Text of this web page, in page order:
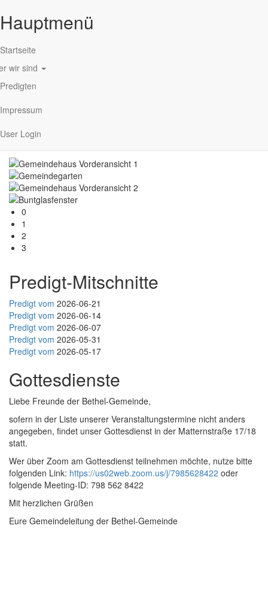
Direkt zum Inhalt
Hauptmenü
Startseite
wir sind
Predigten
Impressum
User Login
Unsere Gemeinde
0
1
2
3
Predigt-Mitschnitte
Predigt vom 2026-06-21
Predigt vom 2026-06-14
Predigt vom 2026-06-07
Predigt vom 2026-05-31
Predigt vom 2026-05-17
Gottesdienste
Liebe Freunde der Bethel-Gemeinde,
sofern in der Liste unserer Veranstaltungstermine nicht anders
angegeben, findet unser Gottesdienst in der Matternstraße 17/18
statt.
Wer über Zoom am Gottesdienst teilnehmen möchte, nutze bitte
folgenden Link: https://us02web.zoom.us/j/7985628422 oder
folgende Meeting-ID: 798 562 8422
Mit herzlichen Grüßen
Eure Gemeindeleitung der Bethel-Gemeinde